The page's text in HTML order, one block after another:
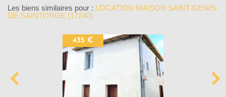
Les biens similaires pour : LOCATION MAISON SAINT-GENIS-
DE-SAINTONGE (17240)
435 €